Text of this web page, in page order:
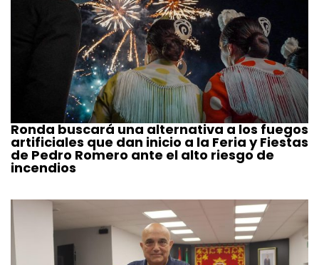
Ronda buscará una alternativa a los fuegos
artificiales que dan inicio a la Feria y Fiestas
de Pedro Romero ante el alto riesgo de
incendios